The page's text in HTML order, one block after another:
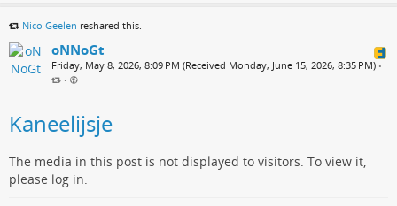
Nico Geelen reshared this.
oNNoGt
Friday, May 8, 2026, 8:09 PM (Received Monday, June 15, 2026, 8:35 PM) •
•
Kaneelijsje
The media in this post is not displayed to visitors. To view it,
please log in.